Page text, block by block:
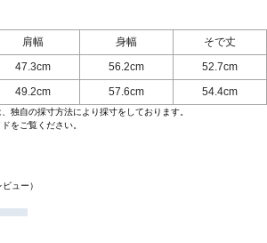
肩幅 身幅
そで丈
47.3cm 56.2cm
52.7cm
49.2cm 57.6cm 54.4cm
独自の採寸方法により採寸をしております。
をご覧ください。
ビュー）